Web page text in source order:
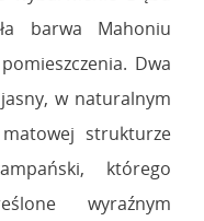
barwa Mahoniu
Dwa
w naturalnym
strukturze
którego
wyraźnym